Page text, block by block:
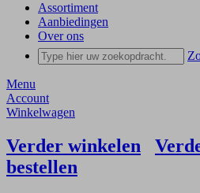
Assortiment
Aanbiedingen
Over ons
Menu
Account
Winkelwagen
Verder winkelen
bestellen